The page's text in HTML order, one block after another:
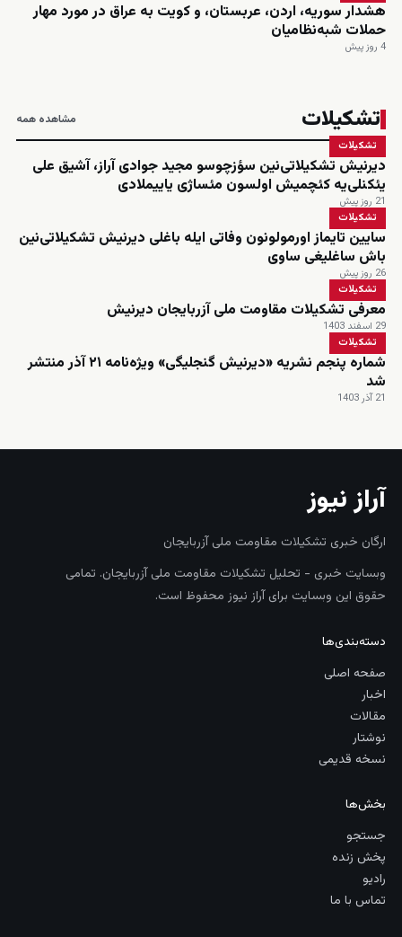
هشدار سوریه، اردن، عربستان، و کویت به عراق در مورد مهار
حملات شبه‌نظامیان
4 روز پیش
تشکیلات مشاهده همه
تشکیلات
دیرنیش تشکیلاتی‌نین سؤزچوسو مجید جوادی آراز، آشیق علی
یئکنلی‌یه کئچمیش اولسون مئساژی یاییملادی
21 روز پیش
تشکیلات
سایین تایماز اورمولونون وفاتی ایله باغلی دیرنیش تشکیلاتی‌نین
باش ساغلیغی ساوی
26 روز پیش
تشکیلات
معرفی تشکیلات مقاومت ملی آزربایجان دیرنیش
29 اسفند 1403
تشکیلات
شماره پنجم نشریه «دیرنیش گنجلیگی» ویژه‌نامه ۲۱ آذر منتشر
شد
21 آذر 1403
آراز نیوز
ارگان خبری تشکیلات مقاومت ملی آزربایجان
وبسایت خبری - تحلیل تشکیلات مقاومت ملی آزربایجان. تمامی
حقوق این وبسایت برای آراز نیوز محفوظ است.
دسته‌بندی‌ها
صفحه اصلی
اخبار
مقالات
نوشتار
نسخه قدیمی
بخش‌ها
جستجو
پخش زنده
رادیو
تماس با ما